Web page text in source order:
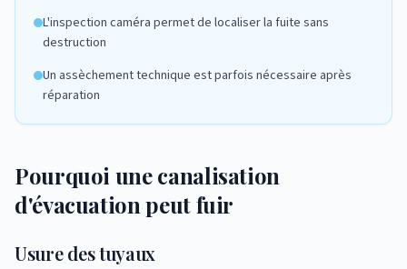
L'inspection caméra permet de localiser la fuite sans
destruction
Un assèchement technique est parfois nécessaire après
réparation
Pourquoi une canalisation
d'évacuation peut fuir
Usure des tuyaux